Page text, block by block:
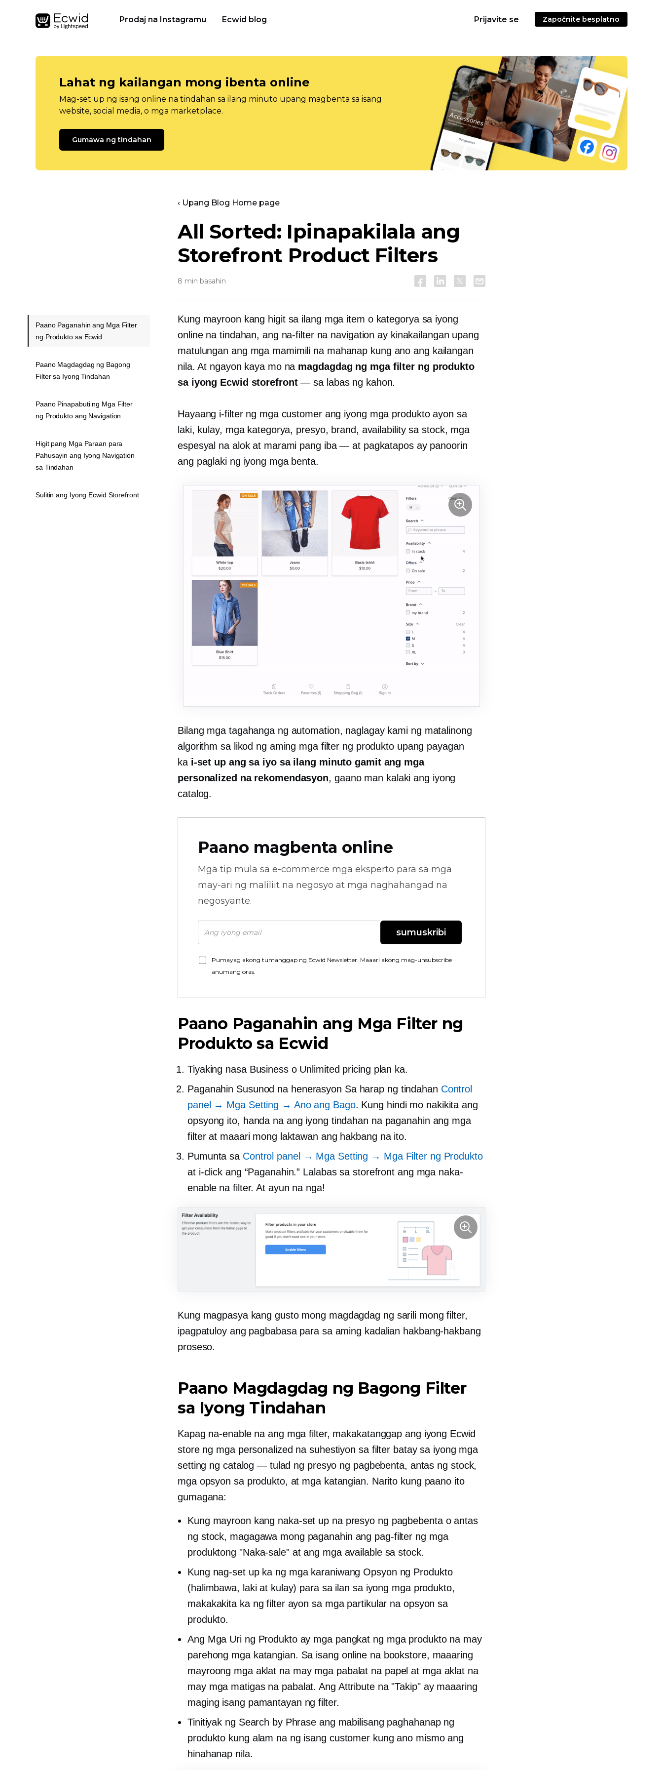
Prodaj na Instagramu Ecwid blog Prijavite se Započnite besplatno
Lahat ng kailangan mong ibenta online
Mag-set up ng isang online na tindahan sa ilang minuto upang magbenta sa isang
website, social media, o mga marketplace.
Gumawa ng tindahan
‹ Upang Blog Home page
All Sorted: Ipinapakilala ang
Storefront Product Filters
8 min basahin
Kung mayroon kang higit sa ilang mga item o kategorya sa iyong
online na tindahan, ang na-filter na navigation ay kinakailangan upang
matulungan ang mga mamimili na mahanap kung ano ang kailangan
nila. At ngayon kaya mo na magdagdag ng mga filter ng produkto
sa iyong Ecwid storefront— sa labas ng kahon.
Hayaang i-filter ng mga customer ang iyong mga produkto ayon sa
laki, kulay, mga kategorya, presyo, brand, availability sa stock, mga
espesyal na alok at marami pang iba — at pagkatapos ay panoorin
ang paglaki ng iyong mga benta.
Bilang mga tagahanga ng automation, naglagay kami ng matalinong
algorithm sa likod ng aming mga filter ng produkto upang payagan
ka i-set up ang sa iyo sa ilang minuto gamit ang mga
personalized na rekomendasyon, gaano man kalaki ang iyong
catalog.
Paano magbenta online
Mga tip mula sa e-commerce mga eksperto para sa mga
may-ari ng maliliit na negosyo at mga naghahangad na
negosyante.
sumuskribi
Pumayag akong tumanggap ng Ecwid Newsletter. Maaari akong mag-unsubscribe
anumang oras.
Paano Paganahin ang Mga Filter ng
Produkto sa Ecwid
Tiyaking nasa Business o Unlimited pricing plan ka.
Paganahin Susunod na henerasyon Sa harap ng tindahan Control
panel → Mga Setting → Ano ang Bago. Kung hindi mo nakikita ang
opsyong ito, handa na ang iyong tindahan na paganahin ang mga
filter at maaari mong laktawan ang hakbang na ito.
Pumunta sa Control panel → Mga Setting → Mga Filter ng Produkto
at i-click ang “Paganahin.” Lalabas sa storefront ang mga naka-
enable na filter. At ayun na nga!
Kung magpasya kang gusto mong magdagdag ng sarili mong filter,
ipagpatuloy ang pagbabasa para sa aming kadalian hakbang-hakbang
proseso.
Paano Magdagdag ng Bagong Filter
sa Iyong Tindahan
Kapag na-enable na ang mga filter, makakatanggap ang iyong Ecwid
store ng mga personalized na suhestiyon sa filter batay sa iyong mga
setting ng catalog — tulad ng presyo ng pagbebenta, antas ng stock,
mga opsyon sa produkto, at mga katangian. Narito kung paano ito
gumagana:
Kung mayroon kang naka-set up na presyo ng pagbebenta o antas
ng stock, magagawa mong paganahin ang pag-filter ng mga
produktong "Naka-sale" at ang mga available sa stock.
Kung nag-set up ka ng mga karaniwang Opsyon ng Produkto
(halimbawa, laki at kulay) para sa ilan sa iyong mga produkto,
makakakita ka ng filter ayon sa mga partikular na opsyon sa
produkto.
Ang Mga Uri ng Produkto ay mga pangkat ng mga produkto na may
parehong mga katangian. Sa isang online na bookstore, maaaring
mayroong mga aklat na may mga pabalat na papel at mga aklat na
may mga matigas na pabalat. Ang Attribute na "Takip" ay maaaring
maging isang pamantayan ng filter.
Tinitiyak ng Search by Phrase ang mabilisang paghahanap ng
produkto kung alam na ng isang customer kung ano mismo ang
hinahanap nila.
Paano Paganahin ang Mga Filter
ng Produkto sa Ecwid
Paano Magdagdag ng Bagong
Filter sa Iyong Tindahan
Paano Pinapabuti ng Mga Filter
ng Produkto ang Navigation
Higit pang Mga Paraan para
Pahusayin ang Iyong Navigation
sa Tindahan
Sulitin ang Iyong Ecwid Storefront